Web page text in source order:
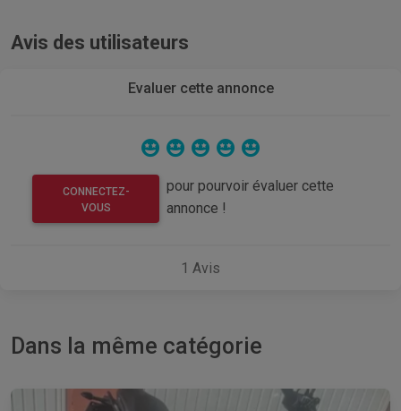
Avis des utilisateurs
Evaluer cette annonce
CONNECTEZ-
VOUS
pour pourvoir évaluer cette
annonce !
1 Avis
Dans la même catégorie